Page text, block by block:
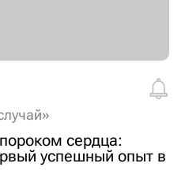
сердца:
успешный опыт в